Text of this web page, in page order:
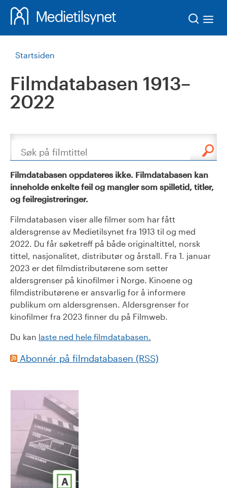
Startsiden
Filmdatabasen 1913–
2022
Søk
Filmdatabasen oppdateres ikke. Filmdatabasen kan
inneholde enkelte feil og mangler som spilletid, titler,
og feilregistreringer.
Filmdatabasen viser alle filmer som har fått
aldersgrense av Medietilsynet fra 1913 til og med
2022. Du får søketreff på både originaltittel, norsk
tittel, nasjonalitet, distributør og årstall. Fra 1. januar
2023 er det filmdistributørene som setter
aldersgrenser på kinofilmer i Norge. Kinoene og
filmdistributørene er ansvarlig for å informere
publikum om aldersgrensen. Aldersgrenser for
kinofilmer fra 2023 finner du på Filmweb.
Du kan laste ned hele filmdatabasen.
Abonnér på filmdatabasen (RSS)
A